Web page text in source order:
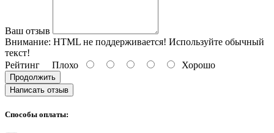
Ваш отзыв
Внимание: HTML не поддерживается! Используйте обычный
текст!
Рейтинг Плохо Хорошо
Продолжить
Написать отзыв
Способы оплаты: